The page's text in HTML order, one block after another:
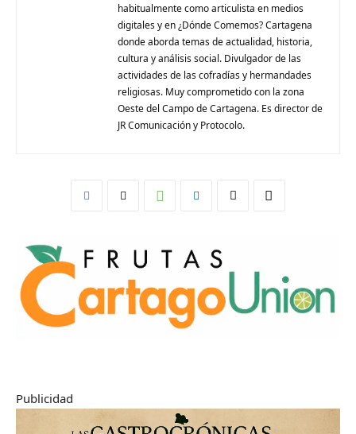
habitualmente como articulista en medios
digitales y en ¿Dónde Comemos? Cartagena
donde aborda temas de actualidad, historia,
cultura y análisis social. Divulgador de las
actividades de las cofradías y hermandades
religiosas. Muy comprometido con la zona
Oeste del Campo de Cartagena. Es director de
JR Comunicación y Protocolo.
Publicidad